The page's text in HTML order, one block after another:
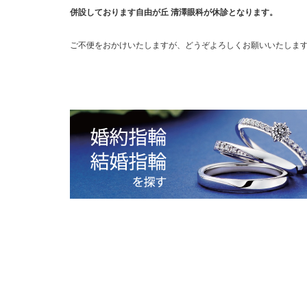
併設しております自由が丘 清澤眼科が休診となります。
ご不便をおかけいたしますが、どうぞよろしくお願いいたしま